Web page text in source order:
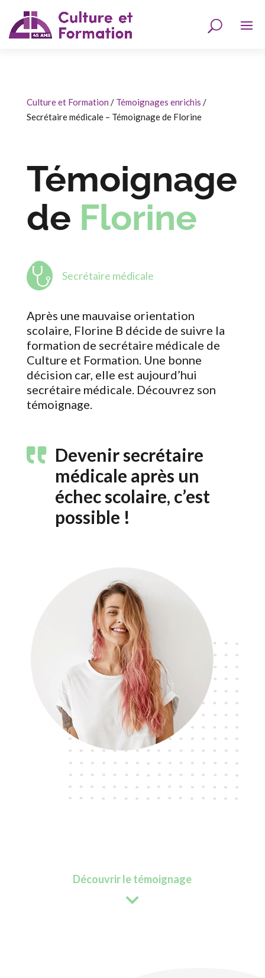
Culture et Formation / Témoignages enrichis /
Secrétaire médicale – Témoignage de Florine
Témoignage
de Florine
Secrétaire médicale
Après une mauvaise orientation
scolaire, Florine B décide de suivre la
formation de secrétaire médicale de
Culture et Formation. Une bonne
décision car, elle est aujourd’hui
secrétaire médicale. Découvrez son
témoignage.
Devenir secrétaire
médicale après un
échec scolaire, c’est
possible !
Découvrir le témoignage